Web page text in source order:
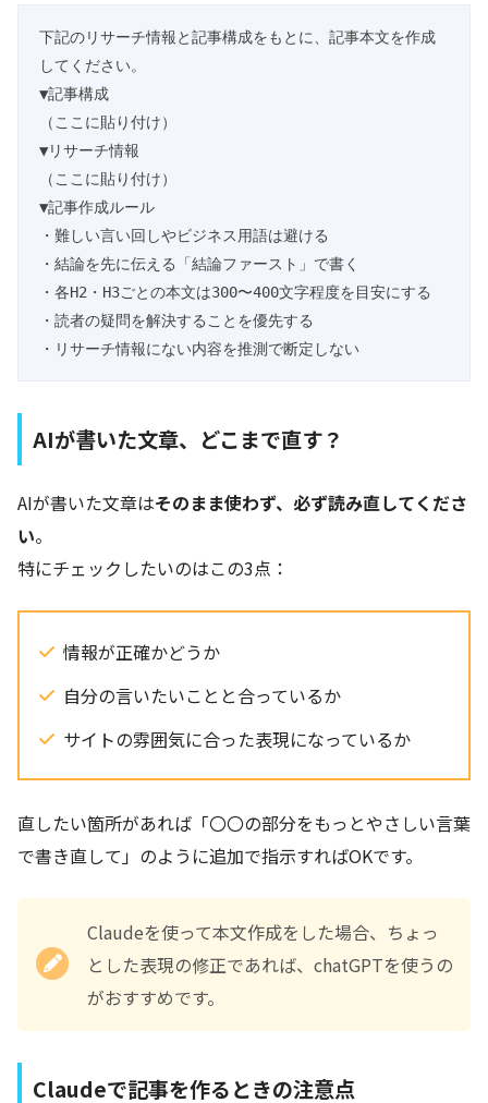
下記のリサーチ情報と記事構成をもとに、記事本文を作成
してください。
▼記事構成
（ここに貼り付け）
▼リサーチ情報
（ここに貼り付け）
▼記事作成ルール
・難しい言い回しやビジネス用語は避ける
・結論を先に伝える「結論ファースト」で書く
・各H2・H3ごとの本文は300〜400文字程度を目安にする
・読者の疑問を解決することを優先する
・リサーチ情報にない内容を推測で断定しない
AIが書いた文章、どこまで直す？
AIが書いた文章はそのまま使わず、必ず読み直してくださ
い。
特にチェックしたいのはこの3点：
情報が正確かどうか
自分の言いたいことと合っているか
サイトの雰囲気に合った表現になっているか
直したい箇所があれば「〇〇の部分をもっとやさしい言葉
で書き直して」のように追加で指示すればOKです。
Claudeを使って本文作成をした場合、ちょっ
とした表現の修正であれば、chatGPTを使うの
がおすすめです。
Claudeで記事を作るときの注意点